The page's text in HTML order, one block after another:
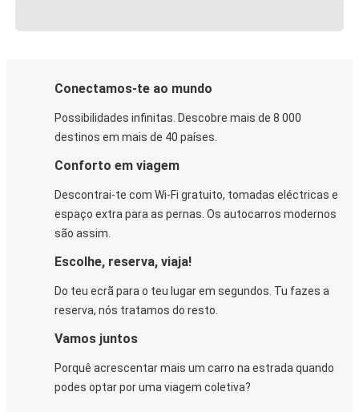
Conectamos-te ao mundo
Possibilidades infinitas. Descobre mais de 8 000
destinos em mais de 40 países.
Conforto em viagem
Descontrai-te com Wi-Fi gratuito, tomadas eléctricas e
espaço extra para as pernas. Os autocarros modernos
são assim.
Escolhe, reserva, viaja!
Do teu ecrã para o teu lugar em segundos. Tu fazes a
reserva, nós tratamos do resto.
Vamos juntos
Porquê acrescentar mais um carro na estrada quando
podes optar por uma viagem coletiva?